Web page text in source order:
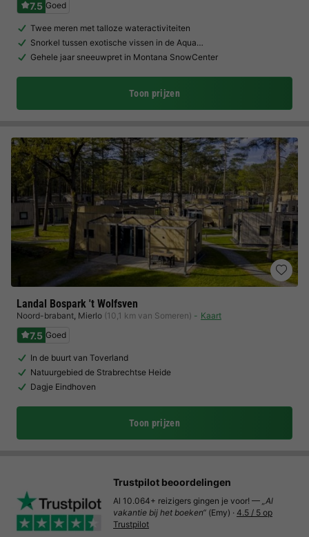
7.5 Goed
Twee meren met talloze wateractiviteiten
Snorkel tussen exotische vissen in de Aqua…
Gehele jaar sneeuwpret in Montana SnowCenter
Toon prijzen
Landal Bospark 't Wolfsven
Noord-brabant, Mierlo (10,1 km van Someren) Kaart
7.5 Goed
In de buurt van Toverland
Natuurgebied de Strabrechtse Heide
Dagje Eindhoven
Toon prijzen
Trustpilot beoordelingen
Al 10.064+ reizigers gingen je voor! — „Al
vakantie bij het boeken“ (Emy) · 4.5 / 5 op
Trustpilot